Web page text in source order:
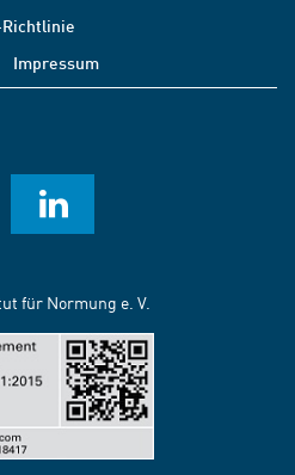
Impressum
für Normung e. V.